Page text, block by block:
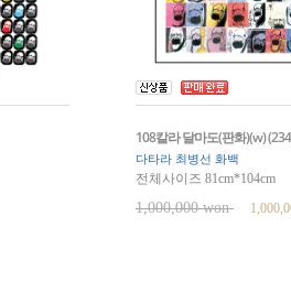
108칼라 달마도(판화)(w)
다타라 최병선 화백
전체사이즈 81cm*104cm
1,000,000 won